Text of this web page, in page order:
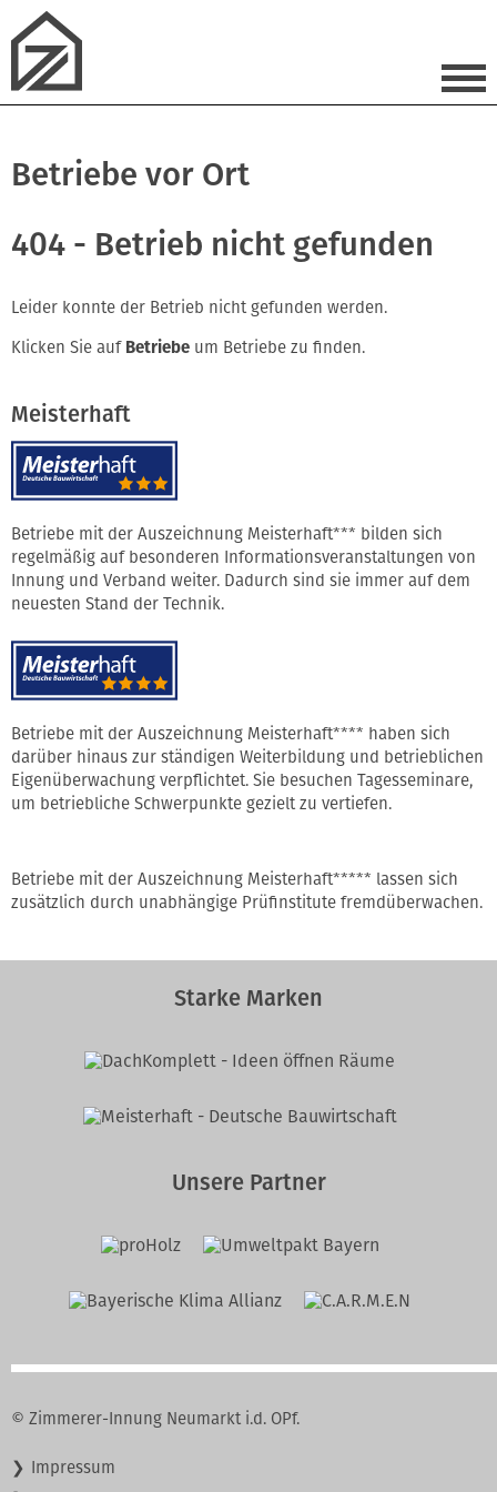
Betriebe vor Ort
404 - Betrieb nicht gefunden
Leider konnte der Betrieb nicht gefunden werden.
Klicken Sie auf Betriebe um Betriebe zu finden.
Meisterhaft
Betriebe mit der Auszeichnung Meisterhaft*** bilden sich
regelmäßig auf besonderen Informationsveranstaltungen von
Innung und Verband weiter. Dadurch sind sie immer auf dem
neuesten Stand der Technik.
Betriebe mit der Auszeichnung Meisterhaft**** haben sich
darüber hinaus zur ständigen Weiterbildung und betrieblichen
Eigenüberwachung verpflichtet. Sie besuchen Tagesseminare,
um betriebliche Schwerpunkte gezielt zu vertiefen.
Betriebe mit der Auszeichnung Meisterhaft***** lassen sich
zusätzlich durch unabhängige Prüfinstitute fremdüberwachen.
Starke Marken
Unsere Partner
© Zimmerer-Innung Neumarkt i.d. OPf.
Navigation
überspringen
Impressum